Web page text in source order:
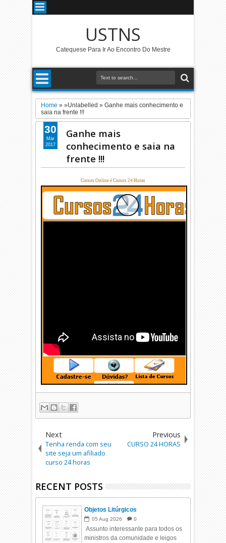
USTNS
Catequese Para Ir Ao Encontro Do Mestre
Home » »Unlabelled »Ganhe mais conhecimento e
saia na frente !!!
Ganhe mais
conhecimento e saia na
frente !!!
Cursos Online é Cursos 24 Horas
30
Mar
2017
Next
Tenha renda com seu
site seja um afiliado
curso 24 horas
Previous
CURSO 24 HORAS
RECENT POSTS
Objetos Litúrgicos
05 Aug 2026 0
Assunto interessante para todos os
ministros da comunidade e leigos